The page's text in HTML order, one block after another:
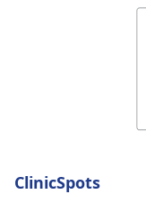
ClinicSpots